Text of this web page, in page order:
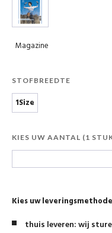
Magazine
STOFBREEDTE
1Size
KIES UW AANTAL (1
Kies uw leveringsmethode
thuis leveren: wij